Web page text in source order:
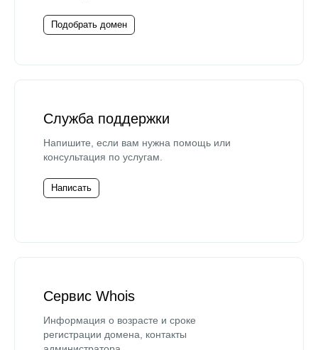
Подобрать домен
Служба поддержки
Напишите, если вам нужна помощь или
консультация по услугам.
Написать
Сервис Whois
Информация о возрасте и сроке
регистрации домена, контакты